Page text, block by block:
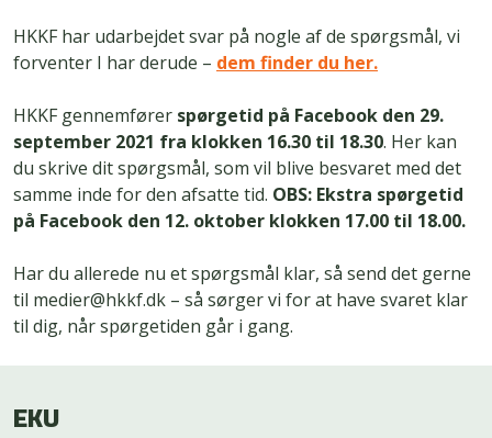
HKKF har udarbejdet svar på nogle af de spørgsmål, vi
forventer I har derude – dem finder du her.
HKKF gennemfører spørgetid på Facebook den 29.
september 2021 fra klokken 16.30 til 18.30. Her kan
du skrive dit spørgsmål, som vil blive besvaret med det
samme inde for den afsatte tid. OBS: Ekstra spørgetid
på Facebook den 12. oktober klokken 17.00 til 18.00.
Har du allerede nu et spørgsmål klar, så send det gerne
til medier@hkkf.dk – så sørger vi for at have svaret klar
til dig, når spørgetiden går i gang.
EKU